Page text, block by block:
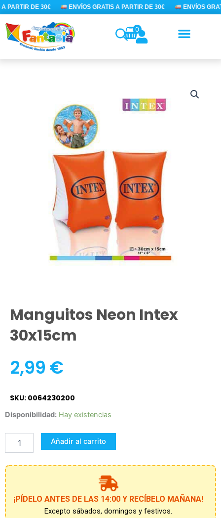
Ir
al
contenido
PARTIR DE 30€ ENVÍOS GRATIS A PARTIR DE 30€ ENVÍOS
0
Manguitos Neon Intex
30x15cm
2,99 €
SKU: 0064230200
Disponibilidad: Hay existencias
Manguitos
intex
30x15cm
cantidad
Añadir al carrito
¡PÍDELO ANTES DE LAS 14:00 Y RECÍBELO MAÑANA!
Excepto sábados, domingos y festivos.